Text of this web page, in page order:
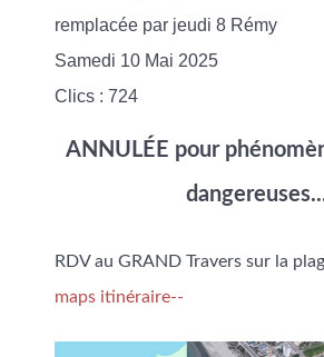
remplacée par jeudi 8 Rémy
Samedi 10 Mai 2025
Clics : 724
ANNULÉE pour
RDV au GRAND Travers sur la
maps itinéraire--